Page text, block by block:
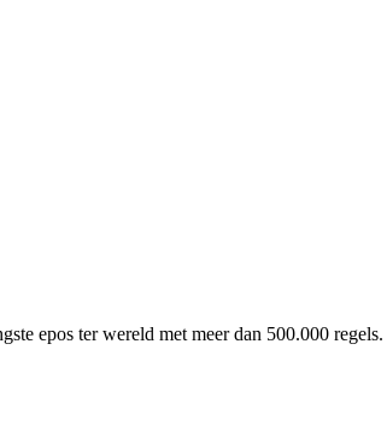
epos ter wereld met meer dan 500.000 regels.